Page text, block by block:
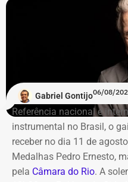
compremetida
De acordo com o relatório
59,6 milhões alocados no
julho de 2024
carteira de investimentos
Tribunal classificou o
“negligente e temerário”.
Entre os principais pontos
estão:
Gabriel Gontijo06/08/
Referência nacional e
instrumental no Brasil, o
receber no dia 11 de
Medalhas Pedro Ernesto,
pela Câmara do Rio. A